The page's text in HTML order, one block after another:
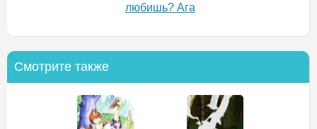
любишь? Ага
Смотрите также